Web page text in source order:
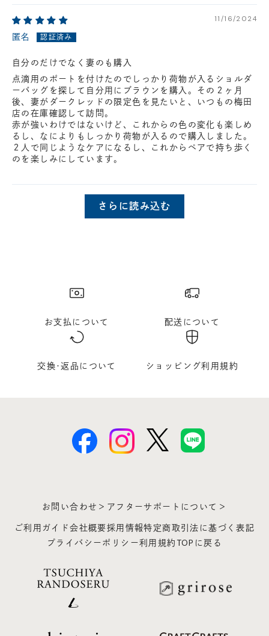
11/16/2024
匿名
自分のだけでなく妻のも購入
点滴用のポートを付けたのでしっかり荷物が入るショルダ
ーバッグを探して自分用にブラウンを購入。その２ヶ月
後、妻がダークレッドの限定色を見たいと、いつもの梅田
店の在庫確認して訪問。
赤が強いわけではないけど、これからの色の変化も楽しめ
るし、なによりもしっかり荷物が入るので購入しました。
２人で同じようなケアになるし、これからペアで持ち歩く
のを楽しみにしています。
さらに読み込む
お支払について 配送について
交換･返品について ショッピング利用規約
お問い合わせ＞ アフターサポートについて＞
ご利用ガイド会社概要採用情報特定商取引法に基づく表記
プライバシーポリシー利用規約 TOPに戻る